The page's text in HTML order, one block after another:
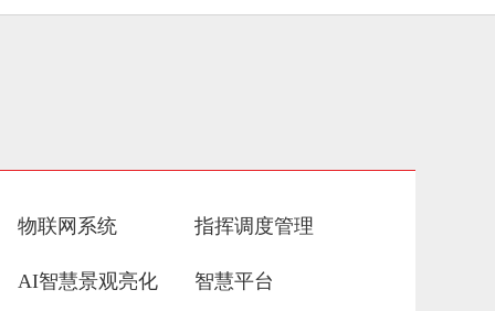
物联网系统 指挥调度管理
AI智慧景观亮化 智慧平台